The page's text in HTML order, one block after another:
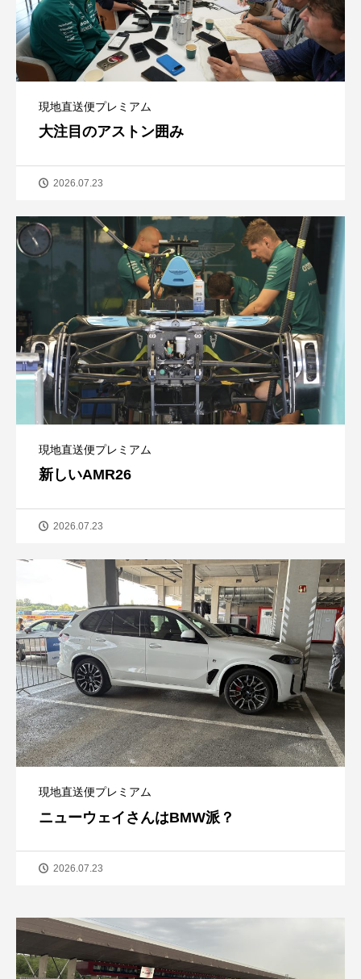
現地直送便プレミアム
大注目のアストン囲み
2026.07.23
現地直送便プレミアム
新しいAMR26
2026.07.23
現地直送便プレミアム
ニューウェイさんはBMW派？
2026.07.23